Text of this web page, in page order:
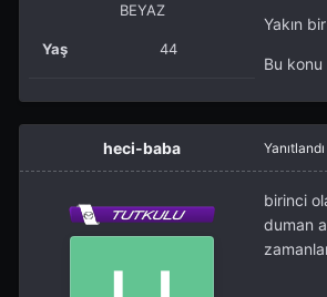
BEYAZ
Yaş 44
Yakın
Bu
heci-baba Yanıtlandı
birinci
duman